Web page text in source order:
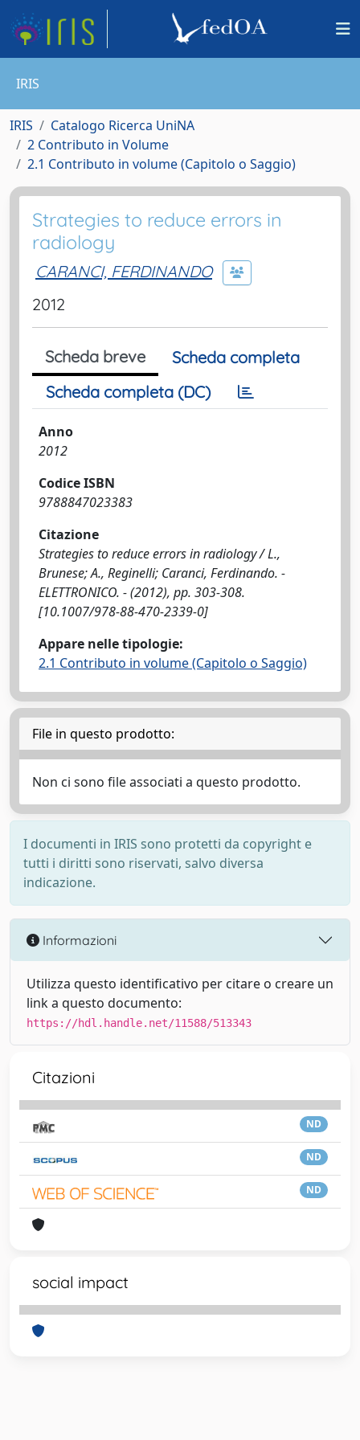
IRIS
IRIS
Catalogo Ricerca UniNA
2 Contributo in Volume
2.1 Contributo in volume (Capitolo o Saggio)
Strategies to reduce errors in
radiology
CARANCI, FERDINANDO
2012
Scheda breve
Scheda completa
Scheda completa (DC)
Anno
2012
Codice ISBN
9788847023383
Citazione
Strategies to reduce errors in radiology / L.,
Brunese; A., Reginelli; Caranci, Ferdinando. -
ELETTRONICO. - (2012), pp. 303-308.
[10.1007/978-88-470-2339-0]
Appare nelle tipologie:
2.1 Contributo in volume (Capitolo o Saggio)
File in questo prodotto:
Non ci sono file associati a questo prodotto.
I documenti in IRIS sono protetti da copyright e
tutti i diritti sono riservati, salvo diversa
indicazione.
Informazioni
Utilizza questo identificativo per citare o creare un
link a questo documento:
https://hdl.handle.net/11588/513343
Citazioni
ND
ND
ND
social impact